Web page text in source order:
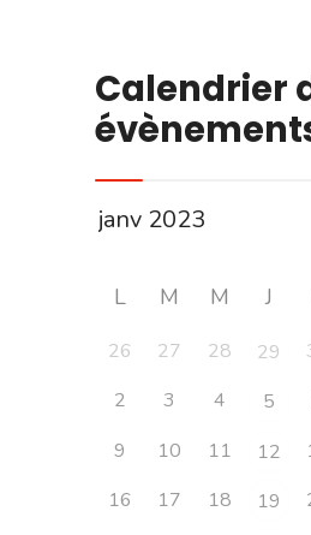
Calendrier
L M M J
26 27 28 29
2
3 4 5
9
10 11 12
16
17 18 19